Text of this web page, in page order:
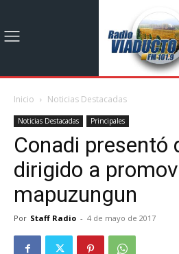
Inicio Noticias Destacadas
Noticias Destacadas Principales
Conadi presentó
dirigido a
mapuzungun
Por Staff Radio - 4 de mayo de 2017